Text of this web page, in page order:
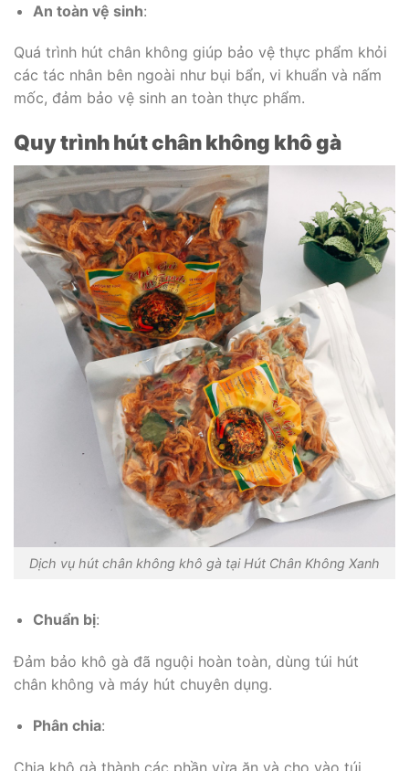
An toàn vệ sinh:
Quá trình hút chân không giúp bảo vệ thực phẩm khỏi
các tác nhân bên ngoài như bụi bẩn, vi khuẩn và nấm
mốc, đảm bảo vệ sinh an toàn thực phẩm.
Quy trình hút chân không khô gà
Dịch vụ hút chân không khô gà tại Hút Chân Không Xanh
Chuẩn bị:
Đảm bảo khô gà đã nguội hoàn toàn, dùng túi hút
chân không và máy hút chuyên dụng.
Phân chia: